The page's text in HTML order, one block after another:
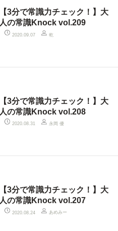
【3分で常識力チェック！】大
人の常識Knock vol.209
2020.09.07 乾
【3分で常識力チェック！】大
人の常識Knock vol.208
2020.08.31 永岡 優
【3分で常識力チェック！】大
人の常識Knock vol.207
2020.08.24 あめみー